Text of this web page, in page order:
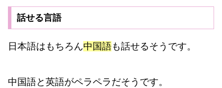
話せる言語
日本語はもちろん中国語も話せるそうです。
中国語と英語がペラペラだそうです。